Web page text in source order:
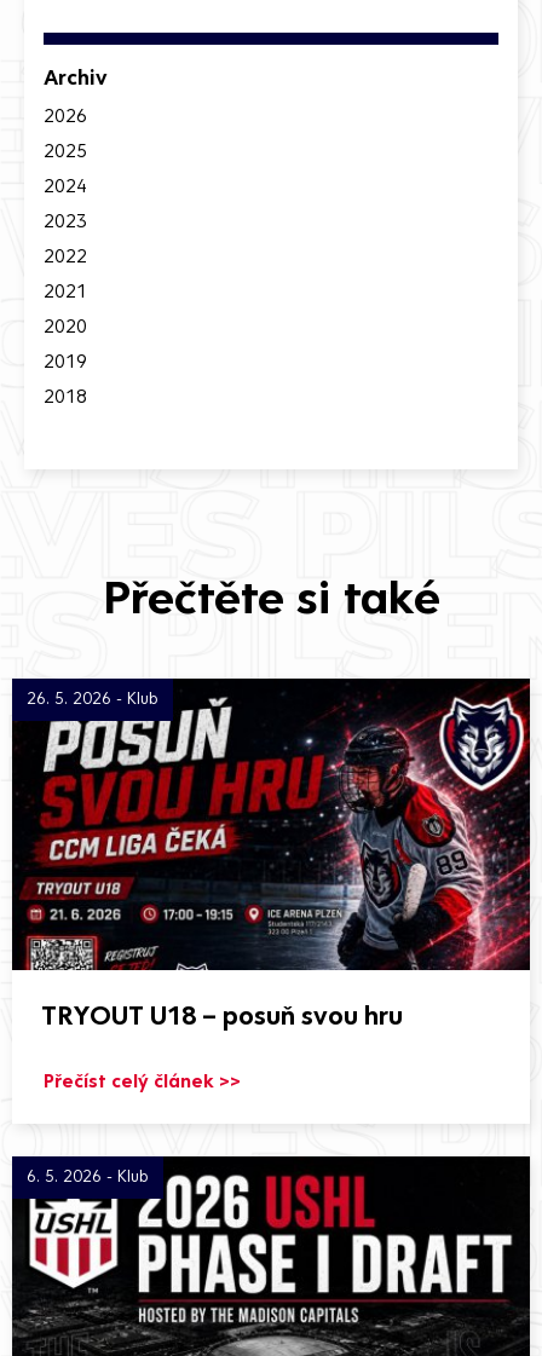
Archiv
2026
2025
2024
2023
2022
2021
2020
2019
2018
Přečtěte si také
26. 5. 2026 - Klub
TRYOUT U18 – posuň svou hru
Přečíst celý článek >>
6. 5. 2026 - Klub